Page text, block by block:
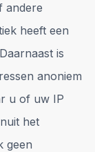
andere
heeft een
is
anoniem
u of uw IP
het
geen